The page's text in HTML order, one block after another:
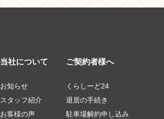
当社について
お知らせ
スタッフ紹介
お客様の声
ご契約者様へ
くらしーど24
退居の手続き
駐車場解約申し込み